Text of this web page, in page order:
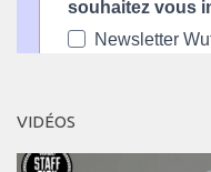
VIDÉOS